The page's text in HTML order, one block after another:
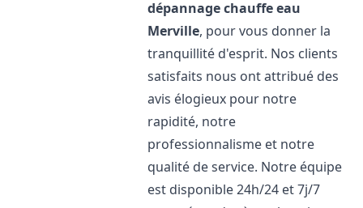
dépannage chauffe eau
Merville, pour vous donner la
tranquillité d'esprit. Nos clients
satisfaits nous ont attribué des
avis élogieux pour notre
rapidité, notre
professionnalisme et notre
qualité de service. Notre équipe
est disponible 24h/24 et 7j/7